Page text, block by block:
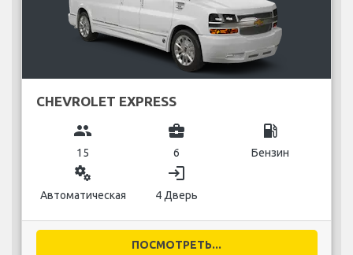
CHEVROLET EXPRESS
group
15
business_center
6
local_gas_station
Бензин
miscellaneous_services
Автоматическая
login
4 Дверь
ПОСМОТРЕТЬ...